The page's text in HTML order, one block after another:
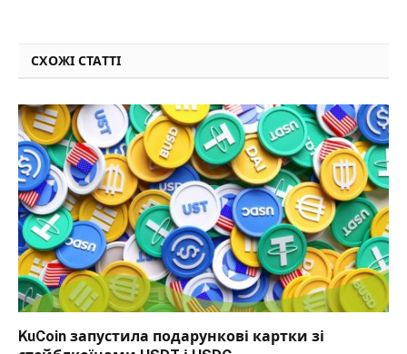
СХОЖІ СТАТТІ
KuCoin запустила подарункові картки зі